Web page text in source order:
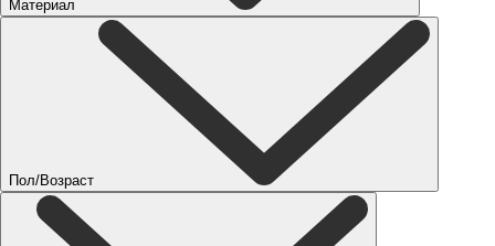
Материал
Пол/Возраст